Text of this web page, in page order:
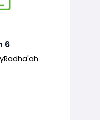
6
kad
dijana.